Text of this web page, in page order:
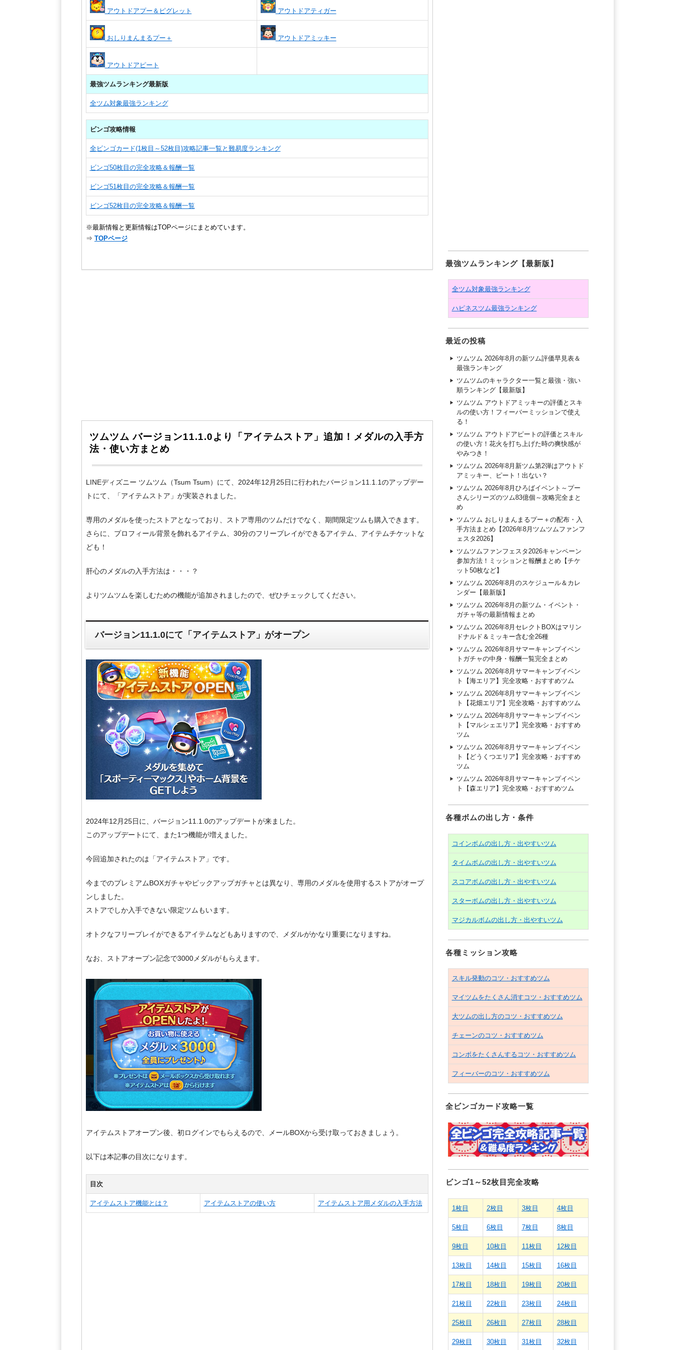
アウトドアプー＆ピグレット アウトドアティガー
おしりまんまるプー＋ アウトドアミッキー
アウトドアピート
最強ツムランキング最新版
全ツム対象最強ランキング
ビンゴ攻略情報
全ビンゴカード(1枚目～52枚目)攻略記事一覧と難易度ランキング
ビンゴ50枚目の完全攻略＆報酬一覧
ビンゴ51枚目の完全攻略＆報酬一覧
ビンゴ52枚目の完全攻略＆報酬一覧
※最新情報と更新情報はTOPページにまとめています。
⇒ TOPページ
ツムツム バージョン11.1.0より「アイテムストア」追加！メダルの入手方
法・使い方まとめ
LINEディズニー ツムツム（Tsum Tsum）にて、2024年12月25日に行われたバージョン11.1.1のアップデー
トにて、「アイテムストア」が実装されました。
専用のメダルを使ったストアとなっており、ストア専用のツムだけでなく、期間限定ツムも購入できます。
さらに、プロフィール背景を飾れるアイテム、30分のフリープレイができるアイテム、アイテムチケットな
ども！
肝心のメダルの入手方法は・・・？
よりツムツムを楽しむための機能が追加されましたので、ぜひチェックしてください。
バージョン11.1.0にて「アイテムストア」がオープン
2024年12月25日に、バージョン11.1.0のアップデートが来ました。
このアップデートにて、また1つ機能が増えました。
今回追加されたのは「アイテムストア」です。
今までのプレミアムBOXガチャやピックアップガチャとは異なり、専用のメダルを使用するストアがオープ
ンしました。
ストアでしか入手できない限定ツムもいます。
オトクなフリープレイができるアイテムなどもありますので、メダルがかなり重要になりますね。
なお、ストアオープン記念で3000メダルがもらえます。
アイテムストアオープン後、初ログインでもらえるので、メールBOXから受け取っておきましょう。
以下は本記事の目次になります。
目次
アイテムストア機能とは？ アイテムストアの使い方 アイテムストア用メダルの入手方法
最強ツムランキング【最新版】
全ツム対象最強ランキング
ハピネスツム最強ランキング
最近の投稿
ツムツム 2026年8月の新ツム評価早見表＆
最強ランキング
ツムツムのキャラクター一覧と最強・強い
順ランキング【最新版】
ツムツム アウトドアミッキーの評価とスキ
ルの使い方！フィーバーミッションで使え
る！
ツムツム アウトドアピートの評価とスキル
の使い方！花火を打ち上げた時の爽快感が
やみつき！
ツムツム 2026年8月新ツム第2弾はアウトド
アミッキー、ピート！出ない？
ツムツム 2026年8月ひろばイベント～プー
さんシリーズのツム83億個～攻略完全まと
め
ツムツム おしりまんまるプー＋の配布・入
手方法まとめ【2026年8月ツムツムファンフ
ェスタ2026】
ツムツムファンフェスタ2026キャンペーン
参加方法！ミッションと報酬まとめ【チケ
ット50枚など】
ツムツム 2026年8月のスケジュール＆カレ
ンダー【最新版】
ツムツム 2026年8月の新ツム・イベント・
ガチャ等の最新情報まとめ
ツムツム 2026年8月セレクトBOXはマリン
ドナルド＆ミッキー含む全26種
ツムツム 2026年8月サマーキャンプイベン
トガチャの中身・報酬一覧完全まとめ
ツムツム 2026年8月サマーキャンプイベン
ト【海エリア】完全攻略・おすすめツム
ツムツム 2026年8月サマーキャンプイベン
ト【花畑エリア】完全攻略・おすすめツム
ツムツム 2026年8月サマーキャンプイベン
ト【マルシェエリア】完全攻略・おすすめ
ツム
ツムツム 2026年8月サマーキャンプイベン
ト【どうくつエリア】完全攻略・おすすめ
ツム
ツムツム 2026年8月サマーキャンプイベン
ト【森エリア】完全攻略・おすすめツム
各種ボムの出し方・条件
コインボムの出し方・出やすいツム
タイムボムの出し方・出やすいツム
スコアボムの出し方・出やすいツム
スターボムの出し方・出やすいツム
マジカルボムの出し方・出やすいツム
各種ミッション攻略
スキル発動のコツ・おすすめツム
マイツムをたくさん消すコツ・おすすめツム
大ツムの出し方のコツ・おすすめツム
チェーンのコツ・おすすめツム
コンボをたくさんするコツ・おすすめツム
フィーバーのコツ・おすすめツム
全ビンゴカード攻略一覧
ビンゴ1～52枚目完全攻略
1枚目 2枚目 3枚目 4枚目
5枚目 6枚目 7枚目 8枚目
9枚目 10枚目 11枚目 12枚目
13枚目 14枚目 15枚目 16枚目
17枚目 18枚目 19枚目 20枚目
21枚目 22枚目 23枚目 24枚目
25枚目 26枚目 27枚目 28枚目
29枚目 30枚目 31枚目 32枚目